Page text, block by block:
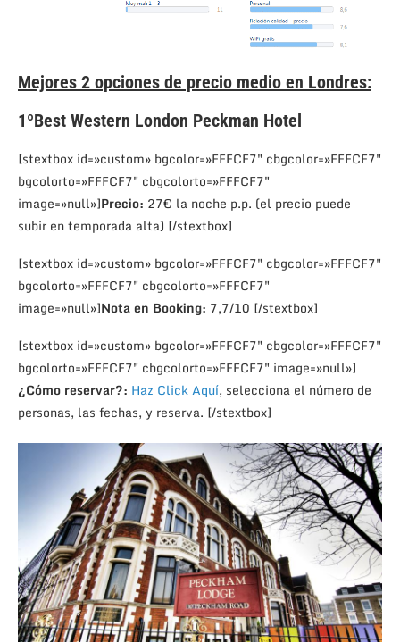
Mejores 2 opciones de precio medio en Londres:
1ºBest Western London Peckman Hotel
[stextbox id=»custom» bgcolor=»FFFCF7″ cbgcolor=»FFFCF7″
bgcolorto=»FFFCF7″ cbgcolorto=»FFFCF7″
image=»null»]Precio: 27€ la noche p.p. (el precio puede
subir en temporada alta) [/stextbox]
[stextbox id=»custom» bgcolor=»FFFCF7″ cbgcolor=»FFFCF7″
bgcolorto=»FFFCF7″ cbgcolorto=»FFFCF7″
image=»null»]Nota en Booking: 7,7/10 [/stextbox]
[stextbox id=»custom» bgcolor=»FFFCF7″ cbgcolor=»FFFCF7″
bgcolorto=»FFFCF7″ cbgcolorto=»FFFCF7″ image=»null»]
¿Cómo reservar?: Haz Click Aquí, selecciona el número de
personas, las fechas, y reserva. [/stextbox]